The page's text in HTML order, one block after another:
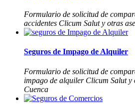
Formulario de solicitud de
accidentes Clicum Salut y otras
Seguros de Impago de Alquiler
Formulario de solicitud de
impago de alquiler Clicum Salut y
Cuenca